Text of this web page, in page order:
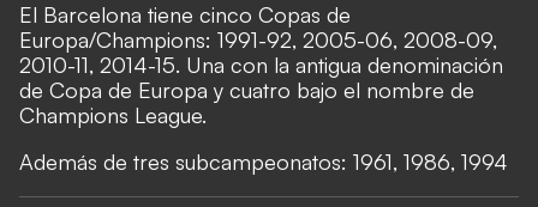
El Barcelona tiene cinco Copas de
Europa/Champions: 1991-92, 2005-06, 2008-09,
2010-11, 2014-15. Una con la antigua denominación
de Copa de Europa y cuatro bajo el nombre de
Champions League.
Además de tres subcampeonatos: 1961, 1986, 1994